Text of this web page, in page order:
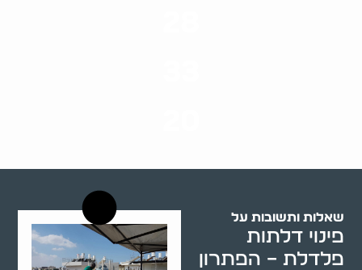
שאלות ותשובות על
פינוי דלתות
פלדלת – הפתרון